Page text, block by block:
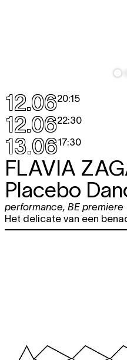
12.0620:15
12.0622:30
13.0617:30
FLAVIA
Placebo
performance, BE premiere
Het delicate van een